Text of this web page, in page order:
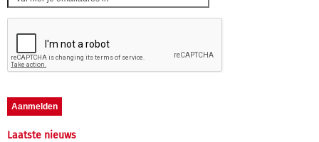
Laatste nieuws